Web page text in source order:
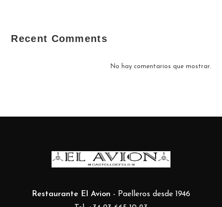
Recent Comments
No hay comentarios que mostrar.
Restaurante El Avion - Paelleros desde 1946